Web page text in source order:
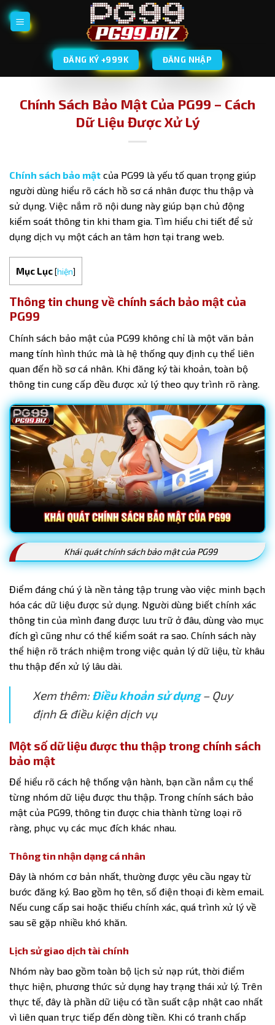
Bỏ
qua
ĐĂNG KÝ +999K ĐĂNG NHẬP
Chính Sách Bảo Mật Của PG99 – Cách
Dữ Liệu Được Xử Lý
Chính sách bảo mật của PG99 là yếu tố quan trọng giúp
người dùng hiểu rõ cách hồ sơ cá nhân được thu thập và
sử dụng. Việc nắm rõ nội dung này giúp bạn chủ động
kiểm soát thông tin khi tham gia. Tìm hiểu chi tiết để sử
dụng dịch vụ một cách an tâm hơn tại trang web.
Mục Lục[hiện]
Thông tin chung về chính sách bảo mật của
PG99
Chính sách bảo mật của PG99 không chỉ là một văn bản
mang tính hình thức mà là hệ thống quy định cụ thể liên
quan đến hồ sơ cá nhân. Khi đăng ký tài khoản, toàn bộ
thông tin cung cấp đều được xử lý theo quy trình rõ ràng.
Khái quát chính sách bảo mật của PG99
Điểm đáng chú ý là nền tảng tập trung vào việc minh bạch
hóa các dữ liệu được sử dụng. Người dùng biết chính xác
thông tin của mình đang được lưu trữ ở đâu, dùng vào mục
đích gì cũng như có thể kiểm soát ra sao. Chính sách này
thể hiện rõ trách nhiệm trong việc quản lý dữ liệu, từ khâu
thu thập đến xử lý lâu dài.
Xem thêm: Điều khoản sử dụng– Quy
định & điều kiện dịch vụ
Một số dữ liệu được thu thập trong chính sách
bảo mật
Để hiểu rõ cách hệ thống vận hành, bạn cần nắm cụ thể
từng nhóm dữ liệu được thu thập. Trong chính sách bảo
mật của PG99, thông tin được chia thành từng loại rõ
ràng, phục vụ các mục đích khác nhau.
Thông tin nhận dạng cá nhân
Đây là nhóm cơ bản nhất, thường được yêu cầu ngay từ
bước đăng ký. Bao gồm họ tên, số điện thoại đi kèm email.
Nếu cung cấp sai hoặc thiếu chính xác, quá trình xử lý về
sau sẽ gặp nhiều khó khăn.
Lịch sử giao dịch tài chính
Nhóm này bao gồm toàn bộ lịch sử nạp rút, thời điểm
thực hiện, phương thức sử dụng hay trạng thái xử lý. Trên
thực tế, đây là phần dữ liệu có tần suất cập nhật cao nhất
vì liên quan trực tiếp đến dòng tiền. Khi có tranh chấp